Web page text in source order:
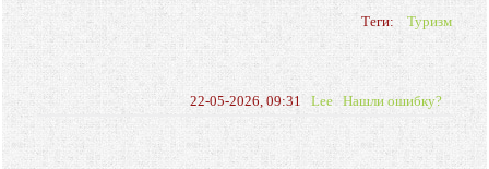
Теги: Туризм
22-05-2026, 09:31 Lee Нашли ошибку?